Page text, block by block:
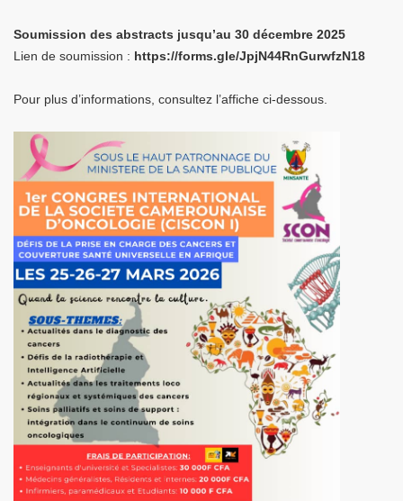
Soumission des abstracts jusqu’au 30 décembre 2025
Lien de soumission : https://forms.gle/JpjN44RnGurwfzN18
Pour plus d’informations, consultez l’affiche ci-dessous.